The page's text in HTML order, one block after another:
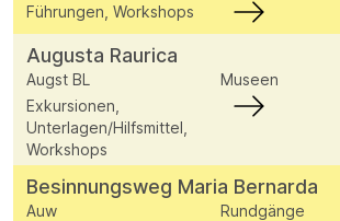
Führungen, Workshops
Augusta Raurica
Augst BL
Museen
Exkursionen,
Unterlagen/Hilfsmittel,
Workshops
Besinnungsweg Maria Bernarda
Auw Rundgänge